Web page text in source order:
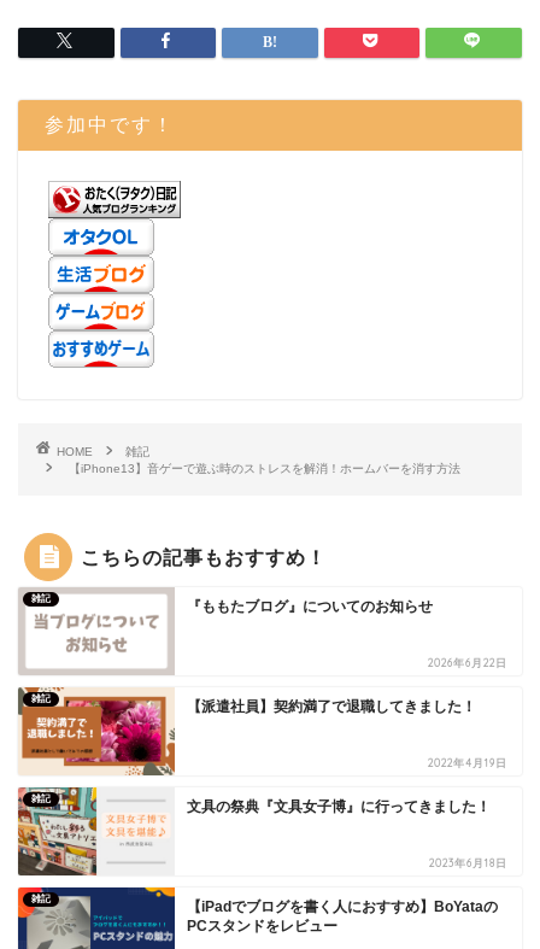
参加中です！
HOME
雑記
【iPhone13】音ゲーで遊ぶ時のストレスを解消！ホームバーを消す方法
こちらの記事もおすすめ！
雑記 『ももたブログ』についてのお知らせ
2026年6月22日
雑記 【派遣社員】契約満了で退職してきました！
2022年4月19日
雑記 文具の祭典『文具女子博』に行ってきました！
2023年6月18日
雑記
【iPadでブログを書く人におすすめ】BoYataの
PCスタンドをレビュー